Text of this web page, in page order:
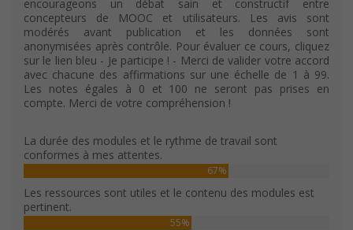
encourageons un débat sain et constructif entre
concepteurs de MOOC et utilisateurs. Les avis sont
modérés avant publication et les données sont
anonymisées après contrôle. Pour évaluer ce cours, cliquez
sur le lien bleu - Je participe ! - Merci de valider votre accord
avec chacune des affirmations sur une échelle de 1 à 99.
Les notes égales à 0 et 100 ne seront pas prises en
compte. Merci de votre compréhension !
La durée des modules et le rythme de travail sont
conformes à mes attentes.
67%
Les ressources sont utiles et le contenu des modules est
pertinent.
55%